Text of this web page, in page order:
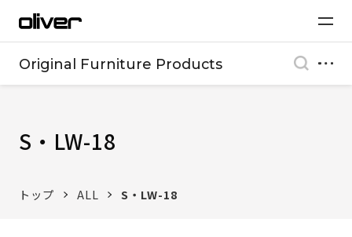
Original Furniture Products
S・LW-18
トップ ALL S・LW-18